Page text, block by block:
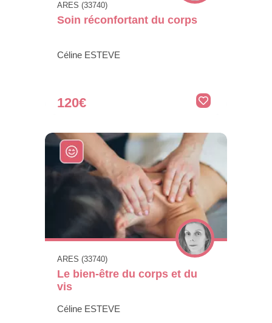
ARES (33740)
Soin réconfortant du corps
Céline ESTEVE
120€
ARES (33740)
Le bien-être du corps et du
vis
Céline ESTEVE